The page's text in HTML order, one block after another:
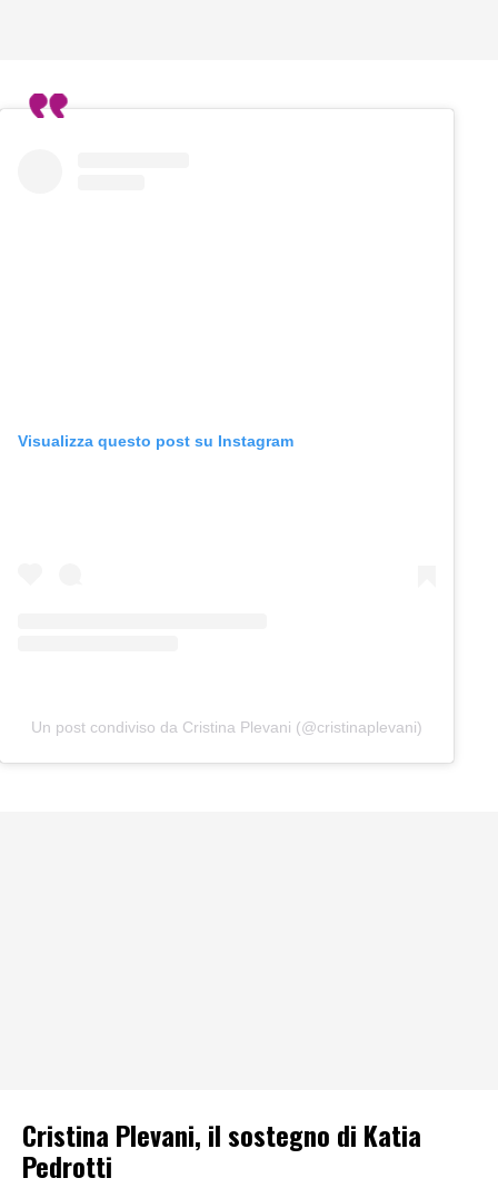
Visualizza questo post su Instagram
Un post condiviso da Cristina Plevani (@cristinaplevani)
Cristina Plevani, il sostegno di Katia
Pedrotti